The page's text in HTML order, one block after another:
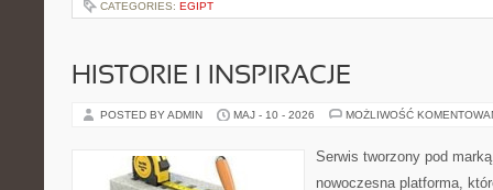
CATEGORIES: EGIPT
HISTORIE I INSPIRACJE
POSTED BY ADMIN MAJ - 10 - 2026 MOŻLIWOŚĆ
Serwis tworzony pod
nowoczesna platforma,